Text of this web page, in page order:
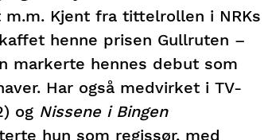
Kjent fra tittelrollen i NRKs
henne prisen Gullruten –
markerte hennes debut som
Har også medvirket i TV-
og Nissene i Bingen
hun som regissør, med